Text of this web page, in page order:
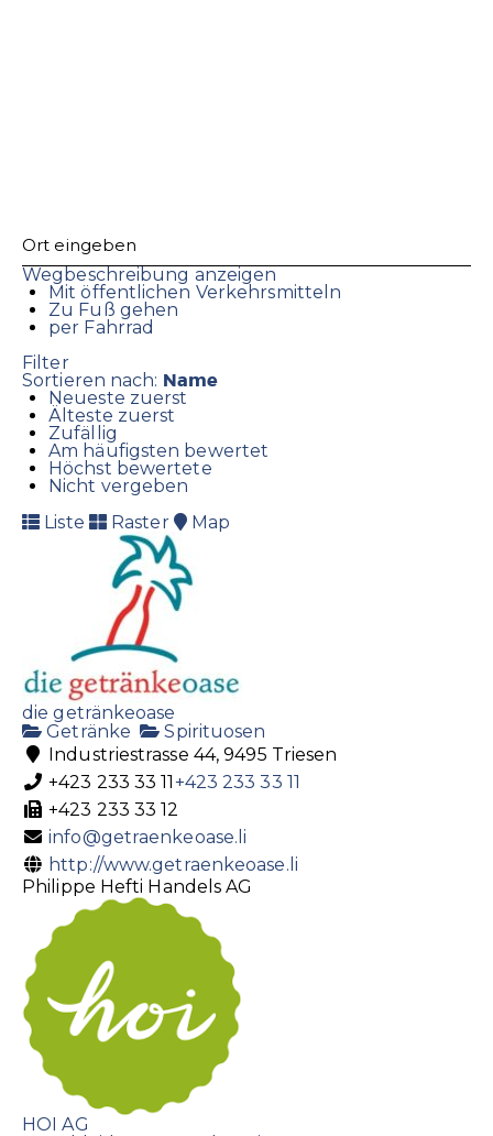
Wegbeschreibung anzeigen
Mit öffentlichen Verkehrsmitteln
Zu Fuß gehen
per Fahrrad
Filter
Sortieren nach: Name
Neueste zuerst
Älteste zuerst
Zufällig
Am häufigsten bewertet
Höchst bewertete
Nicht vergeben
Liste
Raster Map
die getränkeoase
Getränke
Spirituosen
Industriestrasse 44, 9495 Triesen
+423 233 33 11 +423 233 33 11
+423 233 33 12
info@getraenkeoase.li
http://www.getraenkeoase.li
Philippe Hefti Handels AG
HOI AG